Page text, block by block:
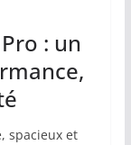
: un
spacieux et